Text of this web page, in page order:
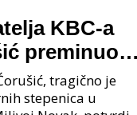
KBC-a
preminuo
policija na
tragično je
stepenica u